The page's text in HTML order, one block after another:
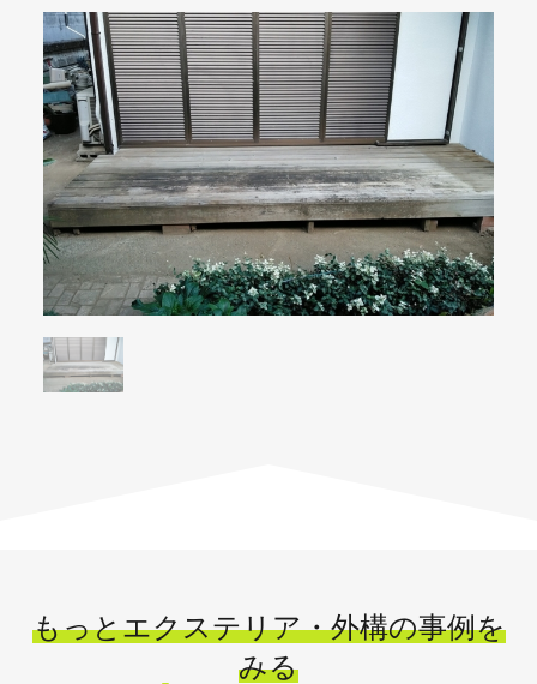
もっとエクステリア・外構の事例を
みる